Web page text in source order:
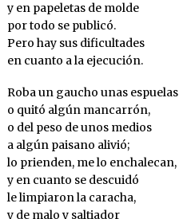
y en papeletas de molde
por todo se publicó.
Pero hay sus dificultades
en cuanto a la ejecución.
Roba un gaucho unas espuelas
o quitó algún mancarrón,
o del peso de unos medios
a algún paisano alivió;
lo prienden, me lo enchalecan,
y en cuanto se descuidó
le limpiaron la caracha,
y de malo y saltiador